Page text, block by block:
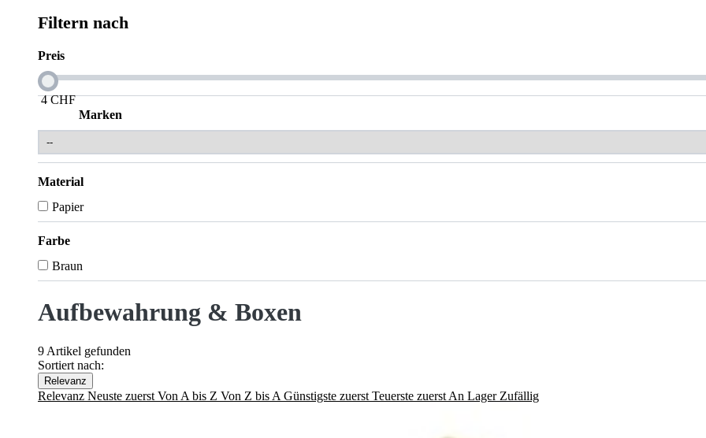
Filtern nach
Preis
4CHF
Marken
Material
Papier
Farbe
Braun
Aufbewahrung & Boxen
9 Artikel gefunden
Sortiert nach:
Relevanz
Relevanz Neuste zuerst Von A bis Z Von Z bis A Günstigste zuerst Teuerste zuerst An Lager Zufällig